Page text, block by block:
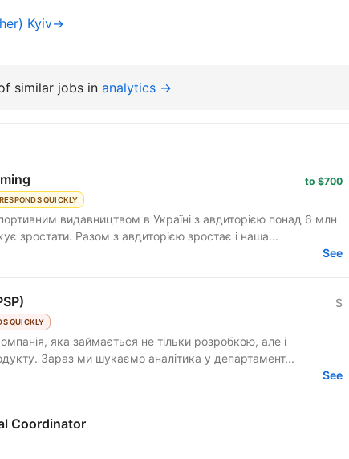
Kyiv→
similar jobs in analytics →
RESPONDS QUICKLY
to $700
видавництвом в Україні з авдиторією понад 6 млн
зростати. Разом з авдиторією зростає і наша...
See
QUICKLY
$
яка займається не тільки розробкою, але і
Зараз ми шукаємо аналітика у департамент...
See
Coordinator